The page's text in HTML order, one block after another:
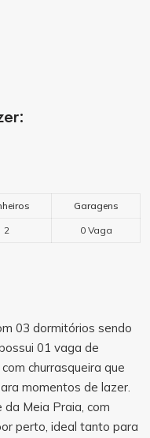
Garagens
2 0 Vaga
03 dormitórios sendo
01 vaga de
churrasqueira que
momentos de lazer.
Meia Praia, com
perto, ideal tanto para